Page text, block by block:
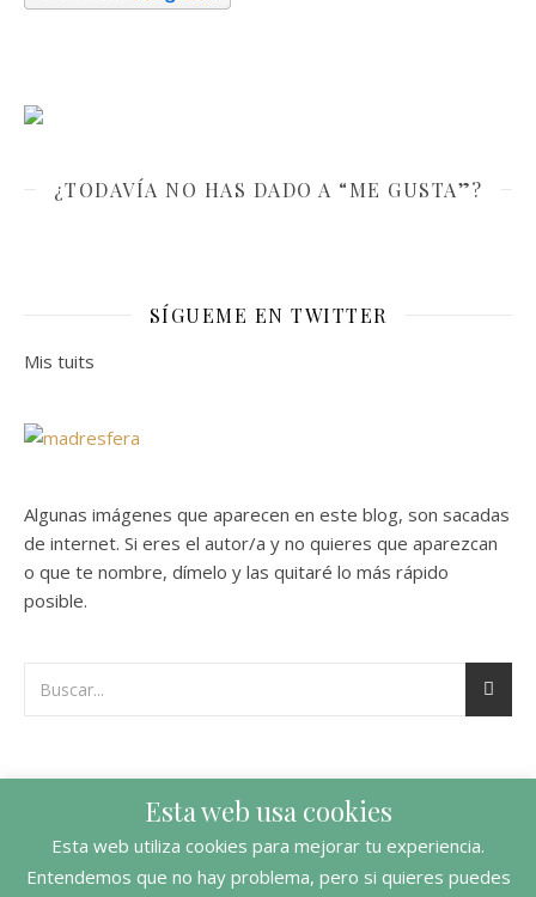
¿TODAVÍA NO HAS DADO A “ME GUSTA”?
SÍGUEME EN TWITTER
Mis tuits
Algunas imágenes que aparecen en este blog, son sacadas
de internet. Si eres el autor/a y no quieres que aparezcan
o que te nombre, dímelo y las quitaré lo más rápido
posible.
Esta web usa cookies
Esta web utiliza cookies para mejorar tu experiencia.
Entendemos que no hay problema, pero si quieres puedes